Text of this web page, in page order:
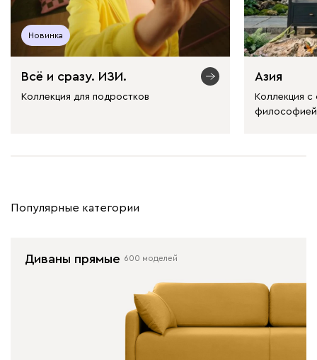
Новинка
Всё и сразу. ИЗИ.
Коллекция для подростков
Азия
Коллекция с
философией
Популярные категории
Диваны прямые 600 моделей